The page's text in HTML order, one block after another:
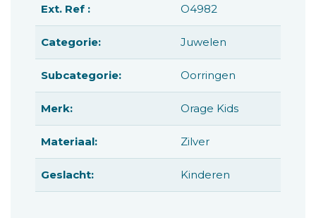
Ext. Ref : O4982
Categorie: Juwelen
Subcategorie: Oorringen
Merk: Orage Kids
Materiaal: Zilver
Geslacht: Kinderen